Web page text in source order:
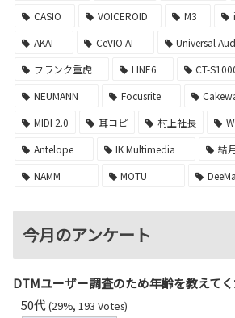
CASIO
VOICEROID M3
AKAI
CeVIO AI Universal
フランク重虎
LINE6 CT-
NEUMANN
Focusrite
MIDI 2.0
耳コピ 村上社長
Antelope
IK Multimedia 結
NAMM
MOTU
今月のアンケート
DTMユーザー調査のため年齢を教えて
50代(29%, 193 Votes)